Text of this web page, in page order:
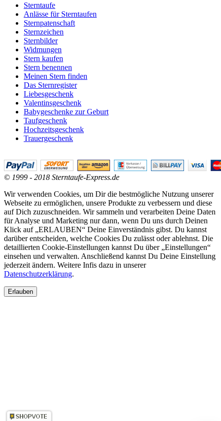
Sterntaufe
Anlässe für Sterntaufen
Sternpatenschaft
Sternzeichen
Sternbilder
Widmungen
Stern kaufen
Stern benennen
Meinen Stern finden
Das Sternregister
Liebesgeschenk
Valentinsgeschenk
Babygeschenke zur Geburt
Taufgeschenk
Hochzeitsgeschenk
Trauergeschenk
© 1999 - 2018 Sterntaufe-Express.de
Wir verwenden Cookies, um Dir die bestmögliche Nutzung unserer
Webseite zu ermöglichen, unsere Produkte zu verbessern und diese
auf Dich zuzuschneiden. Wir sammeln und verarbeiten Deine Daten
für Analyse und Marketing nur dann, wenn Du uns durch Deinen
Klick auf „ERLAUBEN“ Deine Einverständnis gibst. Du kannst
darüber entscheiden, welche Cookies Du zulässt oder ablehnst. Die
detaillierten Cookie-Einstellungen kannst Du über „Einstellungen“
einsehen und verwalten. Anschließend kannst Du Deine Einstellung
jederzeit ändern. Weitere Infis dazu in unserer
Datenschutzerklärung.
Erlauben